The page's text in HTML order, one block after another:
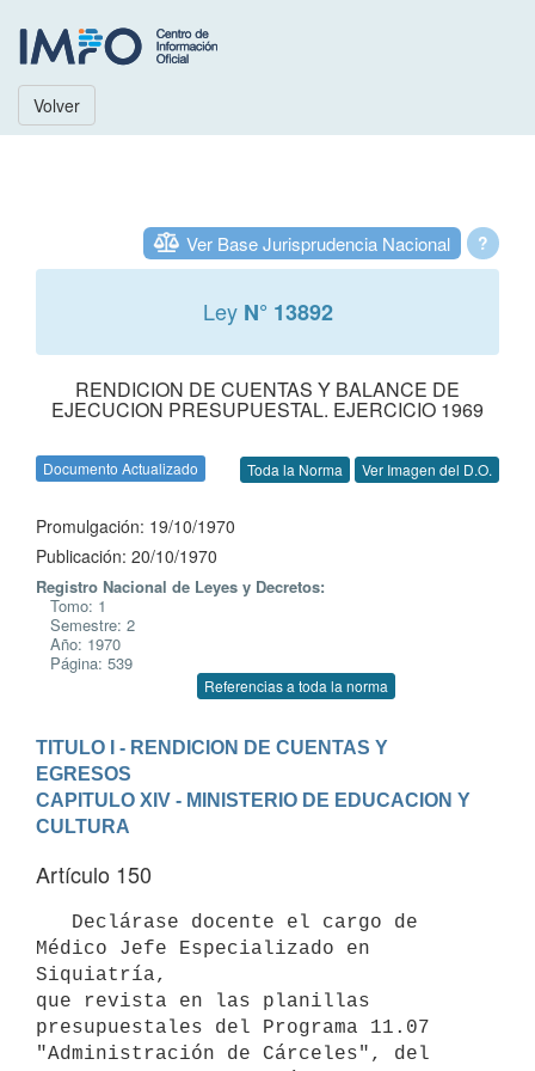
Volver
?
Ver Base Jurisprudencia Nacional
Ley N° 13892
RENDICION DE CUENTAS Y BALANCE DE
EJECUCION PRESUPUESTAL. EJERCICIO 1969
Documento Actualizado Toda la Norma Ver Imagen del D.O.
Promulgación: 19/10/1970
Publicación: 20/10/1970
Registro Nacional de Leyes y Decretos:
Tomo: 1
Semestre: 2
Año: 1970
Página: 539
Referencias a toda la norma
TITULO I - RENDICION DE CUENTAS Y
EGRESOS
CAPITULO XIV - MINISTERIO DE EDUCACION Y
CULTURA
Artículo 150
Médico Jefe Especializado en
Siquiatría,
que revista en las planillas
presupuestales del Programa 11.07
"Administración de Cárceles", del